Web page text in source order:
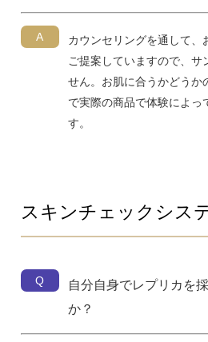
A
カウンセリングを通して、
ご提案していますので、サ
せん。お肌に合うかどうか
で実際の商品で体験によっ
す。
スキンチェックシス
Q
自分自身でレプリカを
か？